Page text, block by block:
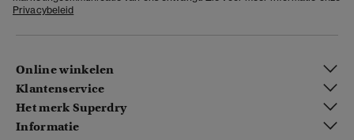
Privacybeleid
Online winkelen
Klantenservice
Het merk Superdry
Informatie